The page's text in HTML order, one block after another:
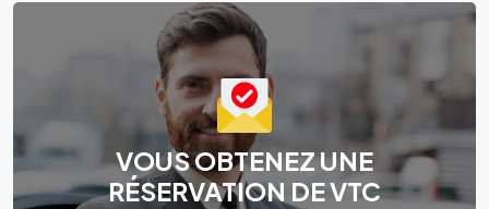
VOUS OBTENEZ UNE
RÉSERVATION DE VTC